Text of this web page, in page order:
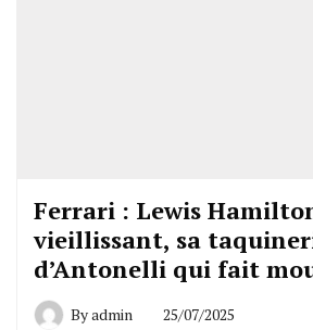
Ferrari : Lewis
vieillissant, sa
d’Antonelli qui fait
Byadmin 25/07/2025